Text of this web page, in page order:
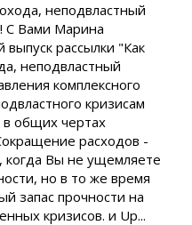
неподвластный
C Вами Марина
рассылки "Как
неподвластный
комплексного
кризисам
общих чертах
расходов -
когда Вы не ущемляете
но в то же время
запас прочности на
кризисов. и Up...